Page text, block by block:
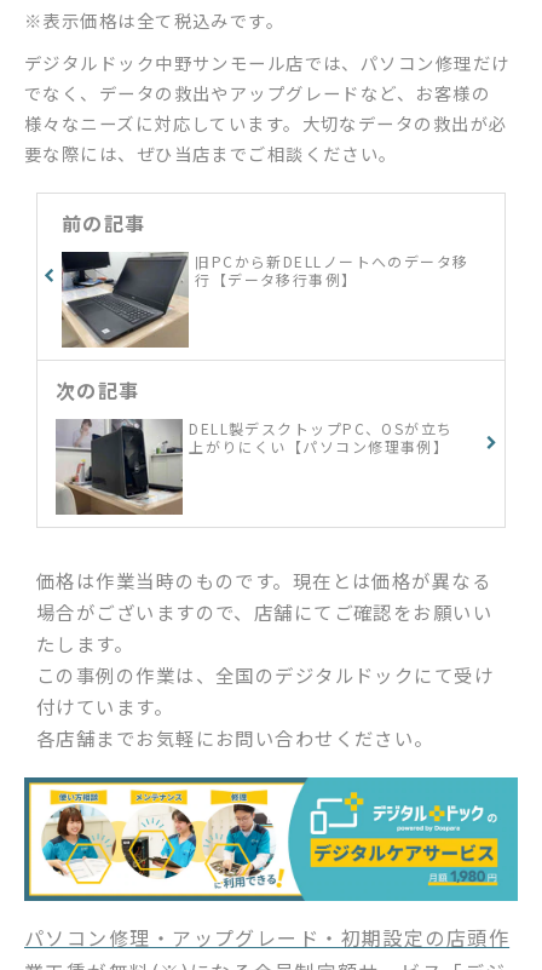
※表示価格は全て税込みです。
デジタルドック中野サンモール店では、パソコン修理だけ
でなく、データの救出やアップグレードなど、お客様の
様々なニーズに対応しています。大切なデータの救出が必
要な際には、ぜひ当店までご相談ください。
前の記事
旧PCから新DELLノートへのデータ移
行【データ移行事例】
次の記事
DELL製デスクトップPC、OSが立ち
上がりにくい【パソコン修理事例】
価格は作業当時のものです。現在とは価格が異なる
場合がございますので、店舗にてご確認をお願いい
たします。
この事例の作業は、全国のデジタルドックにて受け
付けています。
各店舗までお気軽にお問い合わせください。
パソコン修理・アップグレード・初期設定の店頭作